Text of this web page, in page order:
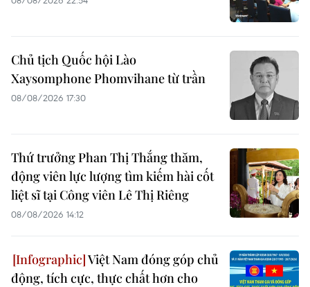
Chủ tịch Quốc hội Lào
Xaysomphone Phomvihane từ trần
08/08/2026 17:30
Thứ trưởng Phan Thị Thắng thăm,
động viên lực lượng tìm kiếm hài cốt
liệt sĩ tại Công viên Lê Thị Riêng
08/08/2026 14:12
Việt Nam đóng góp chủ
động, tích cực, thực chất hơn cho